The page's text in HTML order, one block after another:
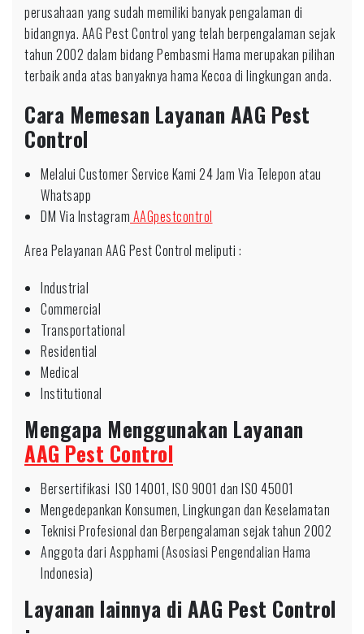
perusahaan yang sudah memiliki banyak pengalaman di
bidangnya. AAG Pest Control yang telah berpengalaman sejak
tahun 2002 dalam bidang Pembasmi Hama merupakan pilihan
terbaik anda atas banyaknya hama Kecoa di lingkungan anda.
Cara Memesan Layanan AAG Pest
Control
Melalui Customer Service Kami 24 Jam Via Telepon atau
Whatsapp
DM Via Instagram AAGpestcontrol
Area Pelayanan AAG Pest Control meliputi :
Industrial
Commercial
Transportational
Residential
Medical
Institutional
Mengapa Menggunakan Layanan
AAG Pest Control
Bersertifikasi ISO 14001, ISO 9001 dan ISO 45001
Mengedepankan Konsumen, Lingkungan dan Keselamatan
Teknisi Profesional dan Berpengalaman sejak tahun 2002
Anggota dari Aspphami (Asosiasi Pengendalian Hama
Indonesia)
Layanan lainnya di AAG Pest Control